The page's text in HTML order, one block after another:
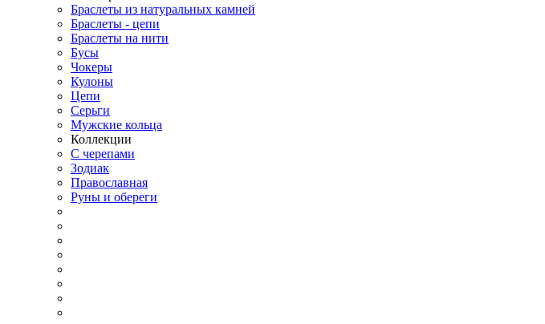
Браслеты из натуральных камней
Браслеты - цепи
Браслеты на нити
Бусы
Чокеры
Кулоны
Цепи
Серьги
Мужские кольца
Коллекции
С черепами
Зодиак
Православная
Руны и обереги